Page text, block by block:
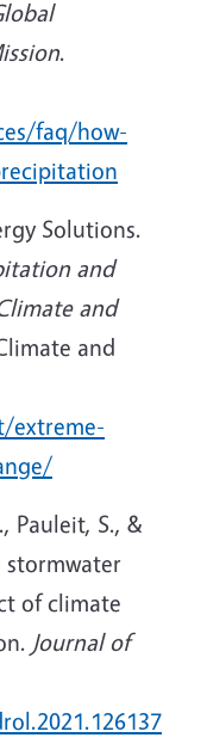
.
faq/how-
Solutions.
and
and
and
extreme-
Pauleit, S., &
stormwater
of climate
Journal of